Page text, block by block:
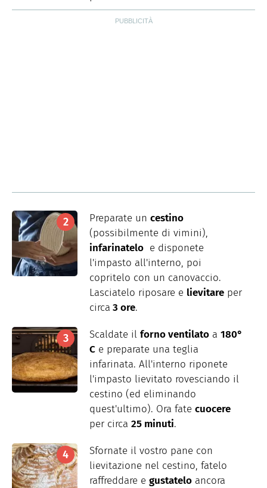
Preparate un cestino
(possibilmente di vimini),
infarinatelo e disponete
l'impasto all'interno, poi
copritelo con un canovaccio.
Lasciatelo riposare e lievitare per
circa 3 ore.
Scaldate il forno ventilato a 180°
C e preparate una teglia
infarinata. All'interno riponete
l'impasto lievitato rovesciando il
cestino (ed eliminando
quest'ultimo). Ora fate cuocere
per circa 25 minuti.
Sfornate il vostro pane con
lievitazione nel cestino, fatelo
raffreddare e gustatelo ancora